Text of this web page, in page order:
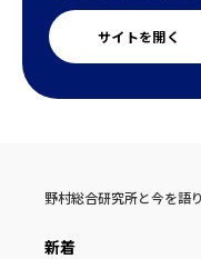
サイトを開く
野村総合研究所と今を語
新着